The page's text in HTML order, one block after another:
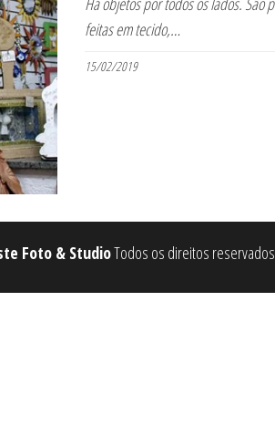
feitas em tecido,…
15/02/2019
Foto & StudioTodos os direitos reservados